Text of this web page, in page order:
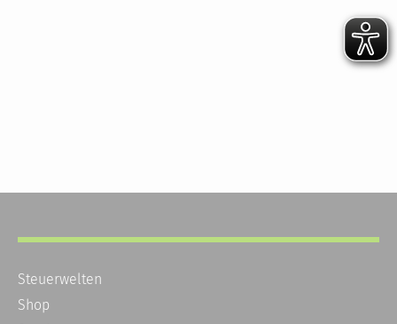
Steuerwelten
Shop